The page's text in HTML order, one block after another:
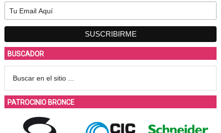
BUSCADOR
PATROCINIO BRONCE